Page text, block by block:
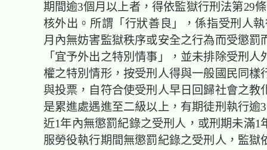
期間逾3個月以上者，得依監獄行刑法第29
核外出。所謂「行狀善良」，係指受刑人
月內無妨害監獄秩序或安全之行為而受懲罰
「宜予外出之特別情事」，並未排除受刑人
權之特別情形，按受刑人得與一般國民同樣
與投票，自符合使受刑人早日回歸社會之教
是累進處遇進至二級以上，有期徒刑執行逾
近1年內無懲罰紀錄之受刑人 ，或刑期未滿1
服勞役執行期間無懲罰紀錄之受刑人 ，監獄